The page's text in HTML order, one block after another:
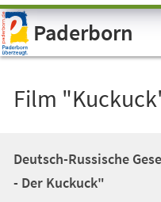
Visuelle
Assistenzsoftware
öffnen.Paderborn
Film
Deutsch-Russische
- Der Kuckuck"